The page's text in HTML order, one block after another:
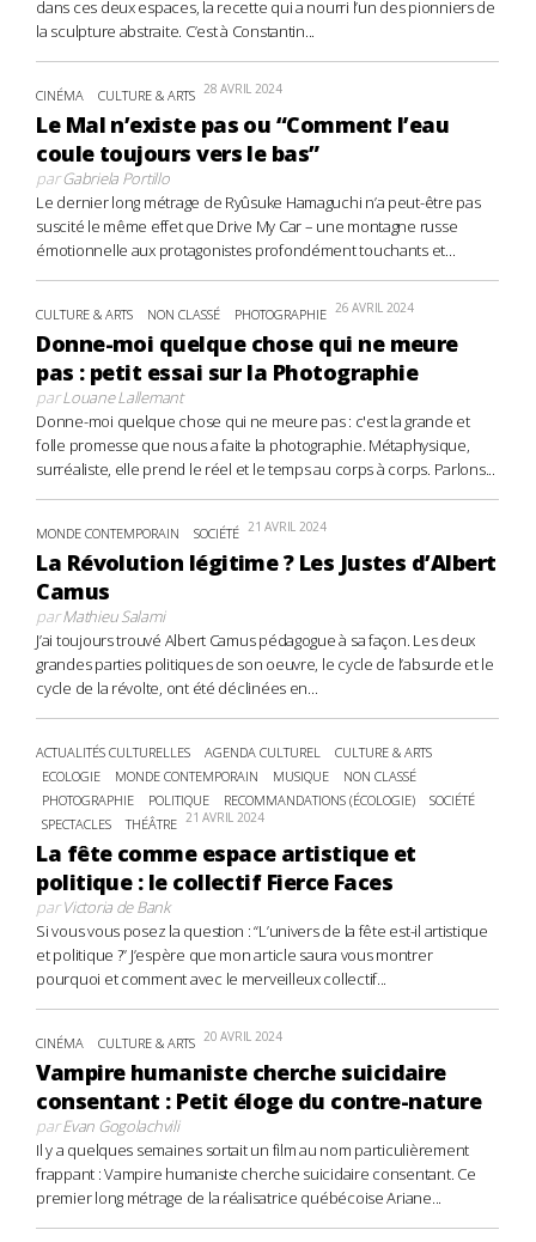
dans ces deux espaces, la recette qui a nourri l’un des pionniers de
la sculpture abstraite. C’est à Constantin...
CINÉMA CULTURE & ARTS 28 AVRIL 2024
Le Mal n’existe pas ou “Comment l’eau
coule toujours vers le bas”
parGabriela Portillo
Le dernier long métrage de Ryûsuke Hamaguchi n’a peut-être pas
suscité le même effet que Drive My Car – une montagne russe
émotionnelle aux protagonistes profondément touchants et...
CULTURE & ARTS NON CLASSÉ PHOTOGRAPHIE 26 AVRIL 2024
Donne-moi quelque chose qui ne meure
pas : petit essai sur la Photographie
parLouane Lallemant
Donne-moi quelque chose qui ne meure pas : c'est la grande et
folle promesse que nous a faite la photographie. Métaphysique,
surréaliste, elle prend le réel et le temps au corps à corps. Parlons...
MONDE CONTEMPORAIN SOCIÉTÉ 21 AVRIL 2024
La Révolution légitime ? Les Justes d’Albert
Camus
parMathieu Salami
J’ai toujours trouvé Albert Camus pédagogue à sa façon. Les deux
grandes parties politiques de son oeuvre, le cycle de l’absurde et le
cycle de la révolte, ont été déclinées en...
ACTUALITÉS CULTURELLES AGENDA CULTUREL
CULTURE & ARTS
ECOLOGIE
MONDE CONTEMPORAIN MUSIQUE
NON CLASSÉ
PHOTOGRAPHIE
POLITIQUE RECOMMANDATIONS (ÉCOLOGIE)
SOCIÉTÉ
SPECTACLES
THÉÂTRE 21 AVRIL 2024
La fête comme espace artistique et
politique : le collectif Fierce Faces
parVictoria de Bank
Si vous vous posez la question : “L’univers de la fête est-il artistique
et politique ?” J’espère que mon article saura vous montrer
pourquoi et comment avec le merveilleux collectif...
CINÉMA CULTURE & ARTS 20 AVRIL 2024
Vampire humaniste cherche suicidaire
consentant : Petit éloge du contre-nature
parEvan Gogolachvili
Il y a quelques semaines sortait un film au nom particulièrement
frappant : Vampire humaniste cherche suicidaire consentant. Ce
premier long métrage de la réalisatrice québécoise Ariane...